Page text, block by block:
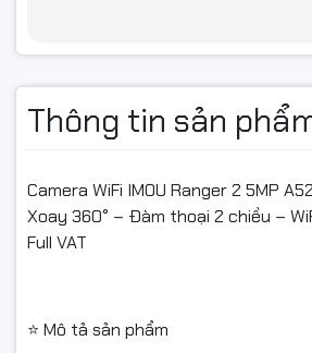
Thông tin sản
Camera WiFi IMOU Ranger 2 5MP
Xoay 360° – Đàm thoại 2 chiều –
Full VAT
⭐ Mô tả sản phẩm
Hỗ trợ đổi/hoàn khi giao sai hoặc lỗi
Hàng hoàn phải nguyên trạng, còn
kiện, không trầy/hỏng do tự tác động.
Không hỗ trợ nếu đã lắp đặt gây hỏng,
đấu sai nguồn, rách/mất tem, hoặc
#Ranger2